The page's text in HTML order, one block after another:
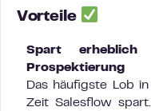
Vorteile
Spart
Prospektierung
Das häufigste Lob
Zeit Salesflow